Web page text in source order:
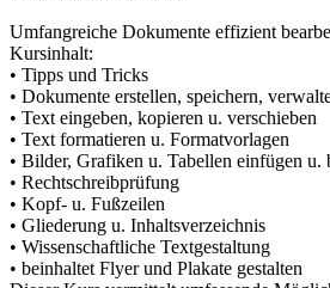
Umfangreiche Dokumente effizient
Kursinhalt:
• Tipps und Tricks
• Dokumente erstellen, speichern,
• Text eingeben, kopieren u. verschieben
• Text formatieren u. Formatvorlagen
• Bilder, Grafiken u. Tabellen einfügen u.
• Rechtschreibprüfung
• Kopf- u. Fußzeilen
• Gliederung u. Inhaltsverzeichnis
• Wissenschaftliche Textgestaltung
• beinhaltet Flyer und Plakate gestalten